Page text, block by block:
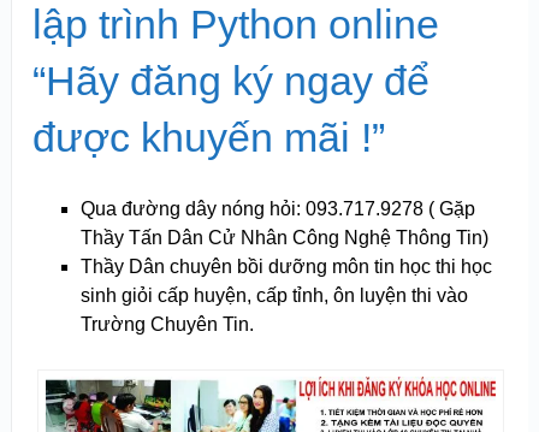
lập trình Python online
“Hãy đăng ký ngay để
được khuyến mãi !”
Qua đường dây nóng hỏi: 093.717.9278 ( Gặp
Thầy Tấn Dân Cử Nhân Công Nghệ Thông Tin)
Thầy Dân chuyên bồi dưỡng môn tin học thi học
sinh giỏi cấp huyện, cấp tỉnh, ôn luyện thi vào
Trường Chuyên Tin.